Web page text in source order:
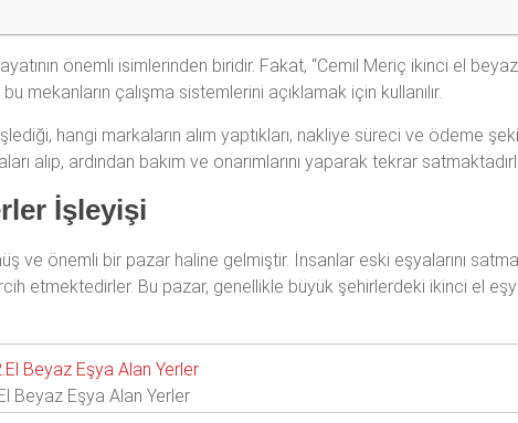
önemli isimlerinden biridir. Fakat, “Cemil Meriç ikinci el
mekanların çalışma sistemlerini açıklamak için kullanılır.
hangi markaların alım yaptıkları, nakliye süreci ve ödeme
alıp, ardından bakım ve onarımlarını yaparak tekrar
İşleyişi
ve önemli bir pazar haline gelmiştir. İnsanlar eski eşyalarını
etmektedirler. Bu pazar, genellikle büyük şehirlerdeki ikinci el
Beyaz Eşya Alan Yerler